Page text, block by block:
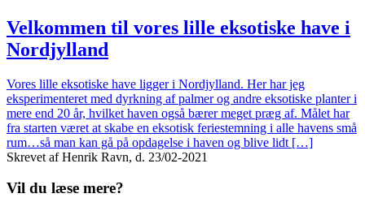
Velkommen til vores lille eksotiske have i
Nordjylland
Vores lille eksotiske have ligger i Nordjylland. Her har jeg
eksperimenteret med dyrkning af palmer og andre eksotiske planter i
mere end 20 år, hvilket haven også bærer meget præg af. Målet har
fra starten været at skabe en eksotisk feriestemning i alle havens små
rum…så man kan gå på opdagelse i haven og blive lidt […]
Skrevet af Henrik Ravn, d. 23/02-2021
Vil du læse mere?